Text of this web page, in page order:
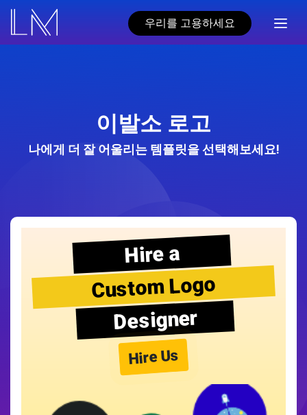
우리를 고용하세요
이발소 로고
나에게 더 잘 어울리는 템플릿을 선택해보세요!
Hire a
Custom Logo
Designer
Hire Us